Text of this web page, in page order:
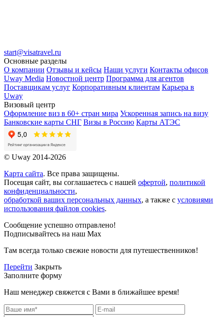
start@visatravel.ru
Основные разделы
О компании Отзывы и кейсы Наши услуги Контакты офисов
Uway Media Новостной центр Программа для агентов
Поставщикам услуг Корпоративным клиентам Карьера в
Uway
Визовый центр
Оформление виз в 60+ стран мира Ускоренная запись на визу
Банковские карты СНГ Визы в Россию Карты АТЭС
© Uway 2014-2026
Карта сайта. Все права защищены.
Посещая сайт, вы соглашаетесь с нашей офертой, политикой
конфиденциальности,
обработкой ваших персональных данных, а также с условиями
использования файлов cookies.
Сообщение успешно отправлено!
Подписывайтесь на наш Max
Там всегда только свежие новости для путешественников!
Перейти Закрыть
Заполните форму
Наш менеджер свяжется с Вами в ближайшее время!